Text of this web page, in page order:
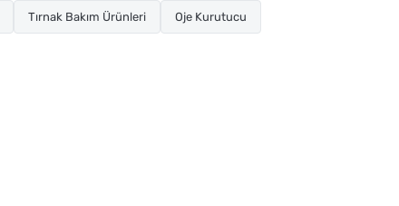
Tırnak Bakım Ürünleri Oje Kurutucu